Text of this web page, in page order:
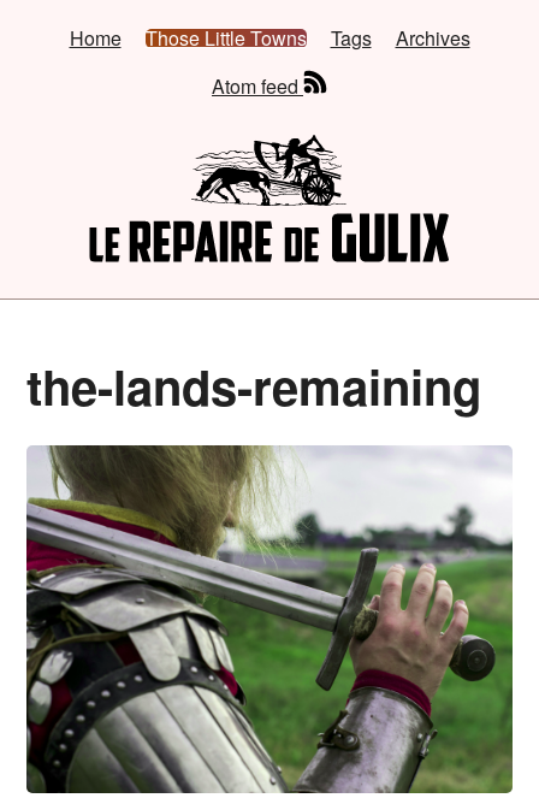
Home Those Little Towns Tags
Archives
Atom feed
the-lands-remaining